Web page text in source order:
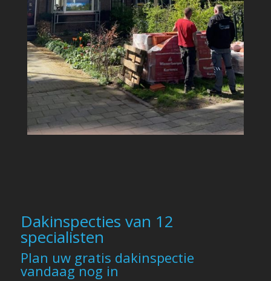
Dakinspecties van 12
specialisten
Plan uw gratis dakinspectie
vandaag nog in